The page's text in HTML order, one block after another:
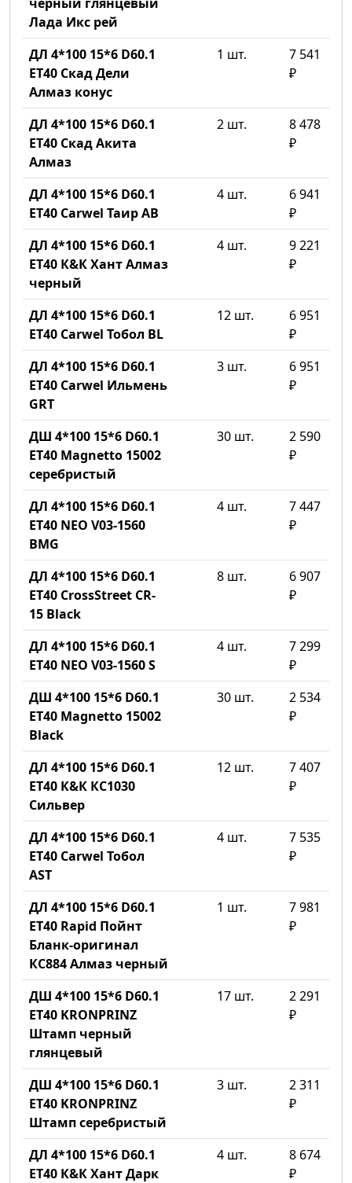
Лада Икс рей
ДЛ 4*100 15*6 D60.1
ET40 Скад Дели
Алмаз конус
1 шт.
7 541
₽
ДЛ 4*100 15*6 D60.1
ET40 Скад Акита
Алмаз
2 шт.
8 478
₽
ДЛ 4*100 15*6 D60.1
ET40 Carwel Таир AB
4 шт.
6 941
₽
ДЛ 4*100 15*6 D60.1
ET40 К&К Хант Алмаз
черный
4 шт.
9 221
₽
ДЛ 4*100 15*6 D60.1
ET40 Carwel Тобол BL
12 шт.
6 951
₽
ДЛ 4*100 15*6 D60.1
ET40 Carwel Ильмень
GRT
3 шт.
6 951
₽
ДШ 4*100 15*6 D60.1
ET40 Magnetto 15002
серебристый
30 шт.
2 590
₽
ДЛ 4*100 15*6 D60.1
ET40 NEO V03-1560
BMG
4 шт.
7 447
₽
ДЛ 4*100 15*6 D60.1
ET40 CrossStreet CR-
15 Black
8 шт.
6 907
₽
ДЛ 4*100 15*6 D60.1
ET40 NEO V03-1560 S
4 шт.
7 299
₽
ДШ 4*100 15*6 D60.1
ET40 Magnetto 15002
Black
30 шт.
2 534
₽
ДЛ 4*100 15*6 D60.1
ET40 К&К КС1030
Сильвер
12 шт.
7 407
₽
ДЛ 4*100 15*6 D60.1
ET40 Carwel Тобол
AST
4 шт.
7 535
₽
ДЛ 4*100 15*6 D60.1
ET40 Rapid Пойнт
Бланк-оригинал
КС884 Алмаз черный
1 шт.
7 981
₽
ДШ 4*100 15*6 D60.1
ET40 KRONPRINZ
Штамп черный
глянцевый
17 шт.
2 291
₽
ДШ 4*100 15*6 D60.1
ET40 KRONPRINZ
Штамп серебристый
3 шт.
2 311
₽
ДЛ 4*100 15*6 D60.1
ET40 К&К Хант Дарк
4 шт.
8 674
₽